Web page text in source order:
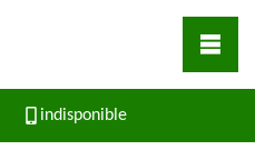
indisponible